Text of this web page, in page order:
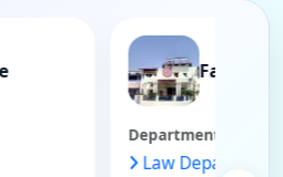
Departments
Law